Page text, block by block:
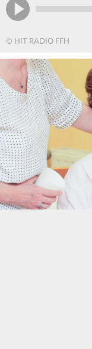
© HIT RADIO FFH